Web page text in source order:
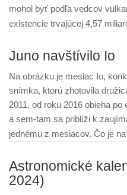
mohol byť podľa vedcov
existencie trvajúcej 4,57
Juno navštívilo Io
Na obrázku je mesiac Io,
snímka, ktorú zhotovila
2011, od roku 2016 obieha
a sem-tam sa priblíži k
jednému z mesiacov. Čo je
Astronomické
2024)